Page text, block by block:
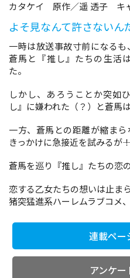
リ
閉
カタケイ 原作／遥 透子 キ
よそ見なんて許さないん
一時は放送事故寸前になる
蒼馬と『推し』たちの生活
た。
しかし、あろうことか突如
し』に嫌われた（？）と蒼馬
一方、蒼馬との距離が縮ま
きっかけに急接近を試みるが――
蒼馬を巡り『推し』たちの恋
恋する乙女たちの想いは止ま
猪突猛進系ハーレムラブコメ
連載ペー
アンケー